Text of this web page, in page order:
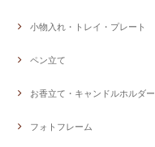
小物入れ・トレイ・プレート
ペン立て
お香立て・キャンドルホルダー
フォトフレーム